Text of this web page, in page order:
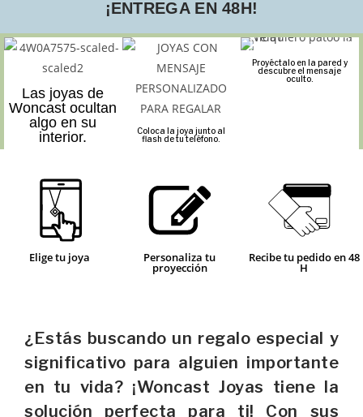
¡ENTREGA EN 48H!
Las joyas de
Woncast ocultan
algo en su
interior.
Coloca la joya junto al
flash de tu teléfono.
Proyéctalo en la pared y
descubre el mensaje
oculto.
Elige tu joya Personaliza tu
proyección
Recibe tu pedido en 48
H
¿Estás buscando un regalo especial y
significativo para alguien importante
en tu vida? ¡Woncast Joyas tiene la
solución perfecta para ti! Con sus